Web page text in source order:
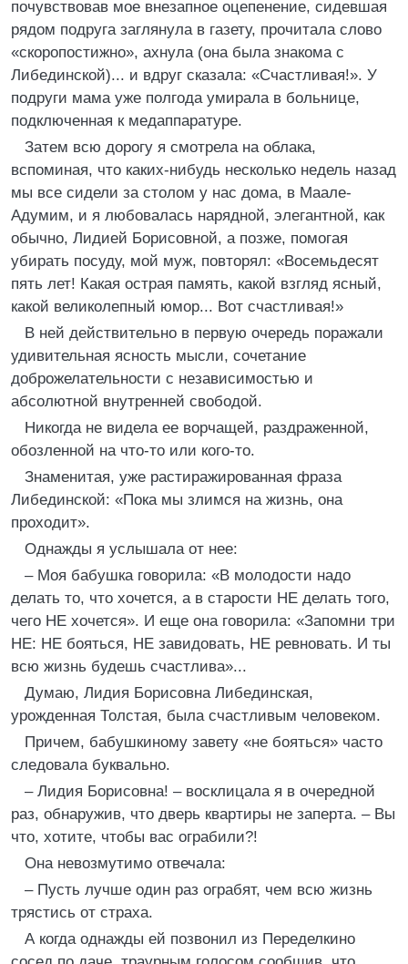
почувствовав мое внезапное оцепенение, сидевшая
рядом подруга заглянула в газету, прочитала слово
«скоропостижно», ахнула (она была знакома с
Либединской)... и вдруг сказала: «Счастливая!». У
подруги мама уже полгода умирала в больнице,
подключенная к медаппаратуре.
Затем всю дорогу я смотрела на облака,
вспоминая, что каких-нибудь несколько недель назад
мы все сидели за столом у нас дома, в Маале-
Адумим, и я любовалась нарядной, элегантной, как
обычно, Лидией Борисовной, а позже, помогая
убирать посуду, мой муж, повторял: «Восемьдесят
пять лет! Какая острая память, какой взгляд ясный,
какой великолепный юмор... Вот счастливая!»
В ней действительно в первую очередь поражали
удивительная ясность мысли, сочетание
доброжелательности с независимостью и
абсолютной внутренней свободой.
Никогда не видела ее ворчащей, раздраженной,
обозленной на что-то или кого-то.
Знаменитая, уже растиражированная фраза
Либединской: «Пока мы злимся на жизнь, она
проходит».
Однажды я услышала от нее:
– Моя бабушка говорила: «В молодости надо
делать то, что хочется, а в старости НЕ делать того,
чего НЕ хочется». И еще она говорила: «Запомни три
НЕ: НЕ бояться, НЕ завидовать, НЕ ревновать. И ты
всю жизнь будешь счастлива»...
Думаю, Лидия Борисовна Либединская,
урожденная Толстая, была счастливым человеком.
Причем, бабушкиному завету «не бояться» часто
следовала буквально.
– Лидия Борисовна! – восклицала я в очередной
раз, обнаружив, что дверь квартиры не заперта. – Вы
что, хотите, чтобы вас ограбили?!
Она невозмутимо отвечала:
– Пусть лучше один раз ограбят, чем всю жизнь
трястись от страха.
А когда однажды ей позвонил из Переделкино